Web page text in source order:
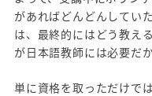
があればどんどんしてい
は、最終的にはどう教え
が日本語教師には必要だか
単に資格を取っただけで